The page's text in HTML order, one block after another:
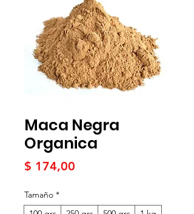
Maca Negra
Organica
$ 174,00
Tamaño *